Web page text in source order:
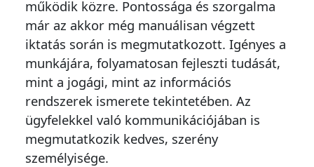
működik közre. Pontossága és szorgalma
már az akkor még manuálisan végzett
iktatás során is megmutatkozott. Igényes a
munkájára, folyamatosan fejleszti tudását,
mint a jogági, mint az információs
rendszerek ismerete tekintetében. Az
ügyfelekkel való kommunikációjában is
megmutatkozik kedves, szerény
személyisége.